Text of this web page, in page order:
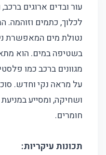
עור ובדים ארוגים
לכלוך, כתמים וזוהמה.
נטולת מים המאפשרת
בשטיפה במים. הוא
מגוונים ברכב כמו
ושחיקה, ומסייע
חומרים.
תכונות עיקריות: